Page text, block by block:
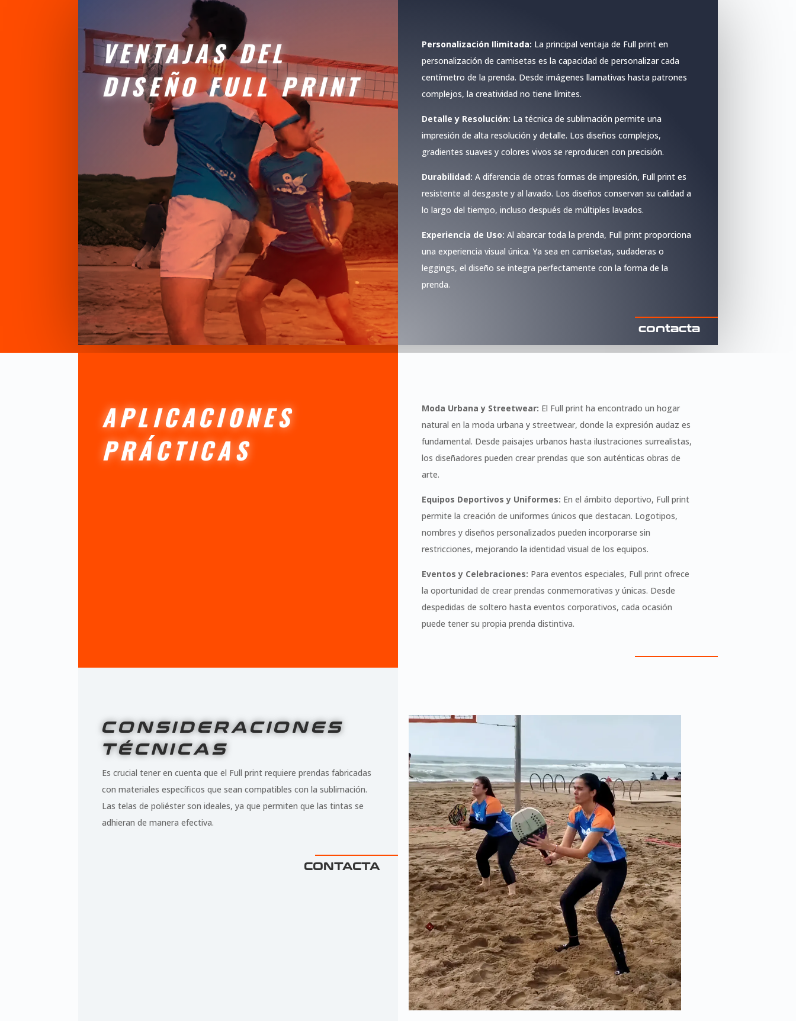
VENTAJAS DEL
DISEÑO FULL PRINT
Personalización Ilimitada: La principal ventaja de Full print en
personalización de camisetas es la capacidad de personalizar cada
centímetro de la prenda. Desde imágenes llamativas hasta patrones
complejos, la creatividad no tiene límites.
Detalle y Resolución: La técnica de sublimación permite una
impresión de alta resolución y detalle. Los diseños complejos,
gradientes suaves y colores vivos se reproducen con precisión.
Durabilidad: A diferencia de otras formas de impresión, Full print es
resistente al desgaste y al lavado. Los diseños conservan su calidad a
lo largo del tiempo, incluso después de múltiples lavados.
Experiencia de Uso: Al abarcar toda la prenda, Full print proporciona
una experiencia visual única. Ya sea en camisetas, sudaderas o
leggings, el diseño se integra perfectamente con la forma de la
prenda.
contacta
APLICACIONES
PRÁCTICAS
Moda Urbana y Streetwear: El Full print ha encontrado un hogar
natural en la moda urbana y streetwear, donde la expresión audaz es
fundamental. Desde paisajes urbanos hasta ilustraciones surrealistas,
los diseñadores pueden crear prendas que son auténticas obras de
arte.
Equipos Deportivos y Uniformes: En el ámbito deportivo, Full print
permite la creación de uniformes únicos que destacan. Logotipos,
nombres y diseños personalizados pueden incorporarse sin
restricciones, mejorando la identidad visual de los equipos.
Eventos y Celebraciones: Para eventos especiales, Full print ofrece
la oportunidad de crear prendas conmemorativas y únicas. Desde
despedidas de soltero hasta eventos corporativos, cada ocasión
puede tener su propia prenda distintiva.
CONSIDERACIONES
TÉCNICAS
Es crucial tener en cuenta que el Full print requiere prendas fabricadas
con materiales específicos que sean compatibles con la sublimación.
Las telas de poliéster son ideales, ya que permiten que las tintas se
adhieran de manera efectiva.
CONTACTA